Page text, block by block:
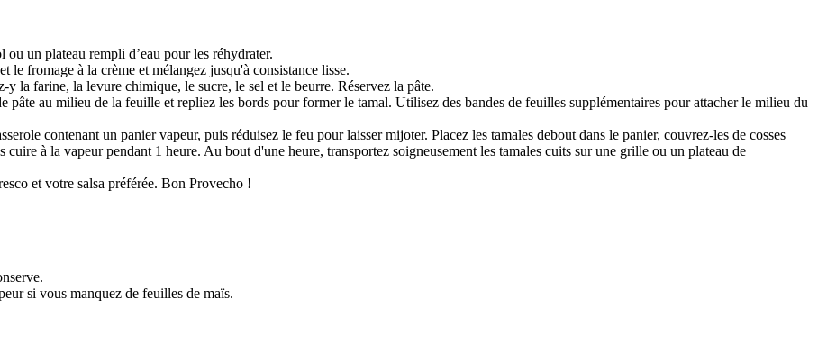
ou un plateau rempli d’eau pour les réhydrater.
fromage à la crème et mélangez jusqu'à consistance lisse.
la farine, la levure chimique, le sucre, le sel et le beurre. Réservez la pâte.
pâte au milieu de la feuille et repliez les bords pour former le tamal. Utilisez des bandes de feuilles supplémentaires pour attacher le milieu du
contenant un panier vapeur, puis réduisez le feu pour laisser mijoter. Placez les tamales debout dans le panier, couvrez-les de cosses
cuire à la vapeur pendant 1 heure. Au bout d'une heure, transportez soigneusement les tamales cuits sur une grille ou un plateau de
et votre salsa préférée. Bon Provecho !
si vous manquez de feuilles de maïs.